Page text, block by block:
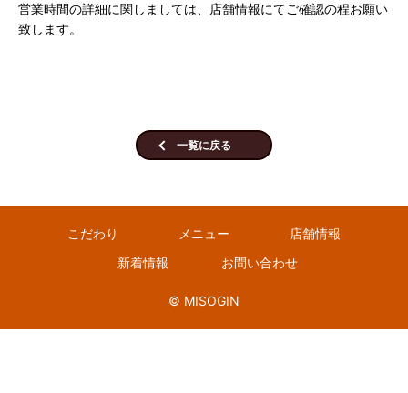
営業時間の詳細に関しましては、店舗情報にてご確認の程お願い
致します。
一覧に戻る
こだわり メニュー
店舗情報
新着情報
お問い合わせ
© MISOGIN